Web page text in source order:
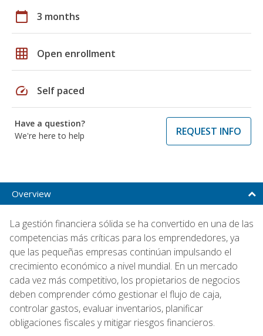
calendar_today 3 months
grid_on Open enrollment
speed Self paced
Have a question?
We're here to help
REQUEST INFO
Overview
La gestión financiera sólida se ha convertido en una de las
competencias más críticas para los emprendedores, ya
que las pequeñas empresas continúan impulsando el
crecimiento económico a nivel mundial. En un mercado
cada vez más competitivo, los propietarios de negocios
deben comprender cómo gestionar el flujo de caja,
controlar gastos, evaluar inventarios, planificar
obligaciones fiscales y mitigar riesgos financieros.